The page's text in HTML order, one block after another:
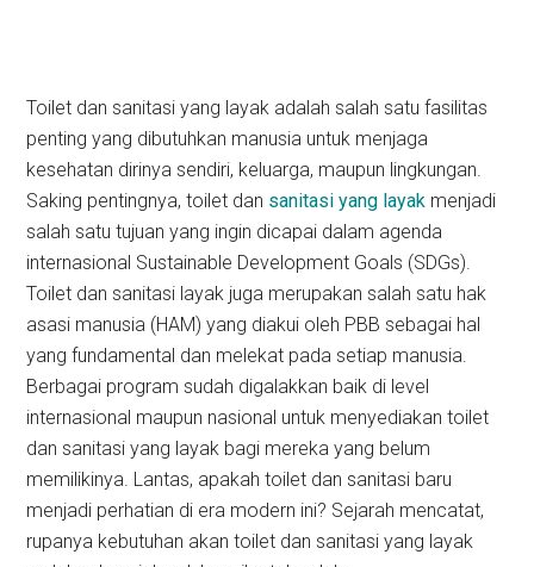
Toilet dan sanitasi yang layak adalah salah satu fasilitas
penting yang dibutuhkan manusia untuk menjaga
kesehatan dirinya sendiri, keluarga, maupun lingkungan.
Saking pentingnya, toilet dan sanitasi yang layak menjadi
salah satu tujuan yang ingin dicapai dalam agenda
internasional Sustainable Development Goals (SDGs).
Toilet dan sanitasi layak juga merupakan salah satu hak
asasi manusia (HAM) yang diakui oleh PBB sebagai hal
yang fundamental dan melekat pada setiap manusia.
Berbagai program sudah digalakkan baik di level
internasional maupun nasional untuk menyediakan toilet
dan sanitasi yang layak bagi mereka yang belum
memilikinya. Lantas, apakah toilet dan sanitasi baru
menjadi perhatian di era modern ini? Sejarah mencatat,
rupanya kebutuhan akan toilet dan sanitasi yang layak